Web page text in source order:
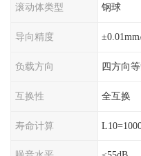
滚动体类型 钢球
导向精度
负载方向 四方向
互换性 全互换
寿命计算